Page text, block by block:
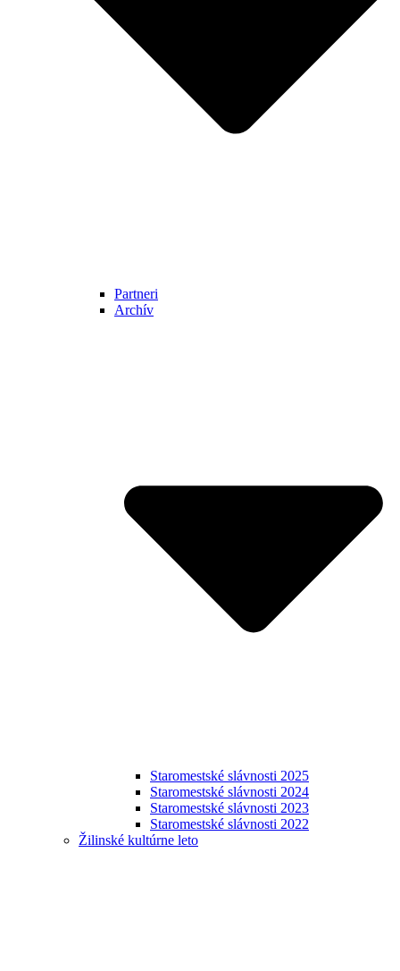
Partneri
Archív
Staromestské slávnosti 2025
Staromestské slávnosti 2024
Staromestské slávnosti 2023
Staromestské slávnosti 2022
Žilinské kultúrne leto